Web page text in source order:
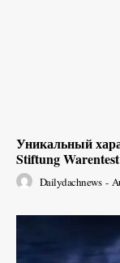
Impressum
Privacy Policy
Уникальный
Stiftung Warentest
Dailydachnews -